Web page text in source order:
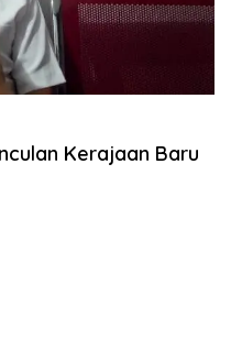
Kerajaan Baru